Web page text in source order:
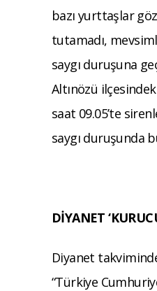
bazı yurttaşlar
tutamadı,
saygı duruşuna
Altınözü
saat 09.05’te
saygı duruşunda
DİYANET
Diyanet
“Türkiye